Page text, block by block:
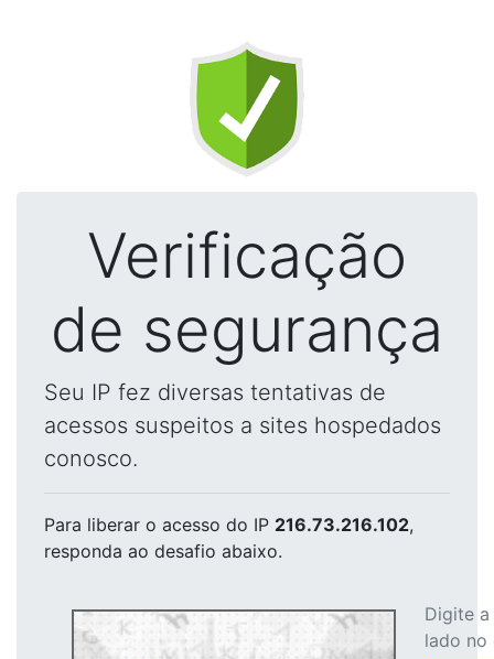
Verificação
de segurança
Seu IP fez diversas tentativas de
acessos suspeitos a sites hospedados
conosco.
Para liberar o acesso do IP 216.73.216.102,
responda ao desafio abaixo.
Digite
lado no